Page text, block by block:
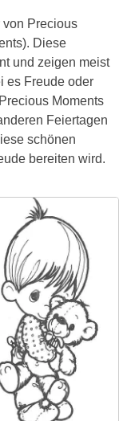
von Precious
Diese
und zeigen meist
es Freude oder
Moments
Feiertagen
schönen
bereiten wird.